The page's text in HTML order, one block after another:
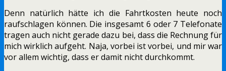
Denn natürlich hätte ich die Fahrtkosten heute noch
raufschlagen können. Die insgesamt 6 oder 7 Telefonate
tragen auch nicht gerade dazu bei, dass die Rechnung für
mich wirklich aufgeht. Naja, vorbei ist vorbei, und mir war
vor allem wichtig, dass er damit nicht durchkommt.